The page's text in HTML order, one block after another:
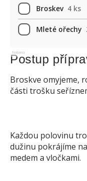
Broskev 4 ks
Mleté ořechy
Reklama
Postup
Broskve omyjeme,
části trošku
Každou polovinu
dužinu pokrájíme
medem a vločkami.